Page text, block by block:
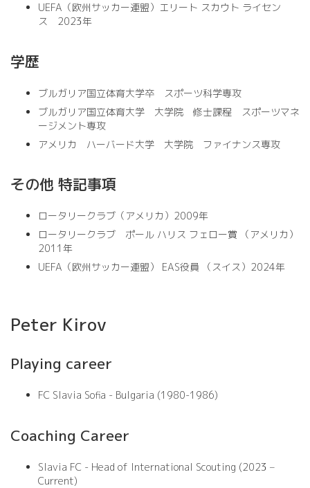
UEFA（欧州サッカー連盟）エリート スカウト ライセン
ス 2023年
学歴
ブルガリア国立体育大学卒 スポーツ科学専攻
ブルガリア国立体育大学 大学院 修士課程 スポーツマネ
ージメント専攻
アメリカ ハーバード大学 大学院 ファイナンス専攻
その他 特記事項
ロータリークラブ（アメリカ）2009年
ロータリークラブ ポール ハリス フェロー賞 （アメリカ）
2011年
UEFA（欧州サッカー連盟） EAS役員 （スイス）2024年
Peter Kirov
Playing career
FC Slavia Sofia - Bulgaria (1980-1986)
Coaching Career
Slavia FC - Head of International Scouting (2023 –
Current)